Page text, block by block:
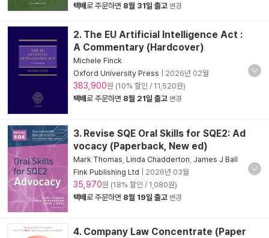
택배로 주문하면 8월 31일 출고 변경
2. The EU Artificial Intelligence Act :
A Commentary (Hardcover)
Michele Finck
Oxford University Press
2026년 02월
383,900원 (10% 할인 / 11,520원)
택배로 주문하면 8월 21일 출고 변경
3. Revise SQE Oral Skills for SQE2: Ad
vocacy (Paperback, New ed)
Mark Thomas Linda Chadderton James J Ball
Fink Publishing Ltd
2026년 03월
35,970원 (18% 할인 / 1,080원)
택배로 주문하면 8월 19일 출고 변경
4. Company Law Concentrate (Paper